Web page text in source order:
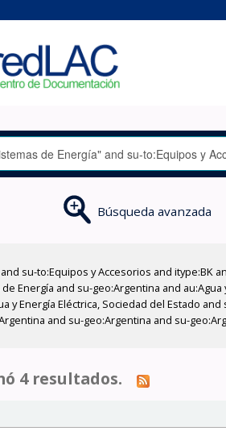
Búsqueda avanzada
su-to:Equipos y Accesorios and itype:BK
Energía and su-geo:Argentina and
Energía Eléctrica, Sociedad del Estado
and su-geo:Argentina and su-
4 resultados.